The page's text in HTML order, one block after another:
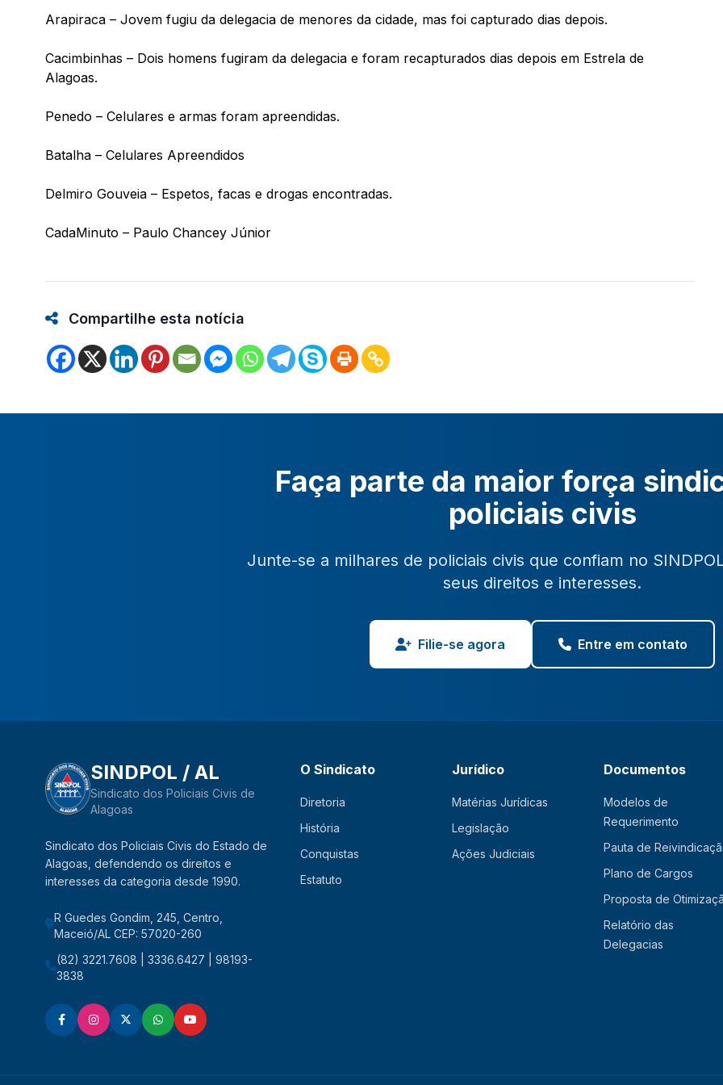
Arapiraca – Jovem fugiu da delegacia de menores da cidade, mas foi capturado dias depois.
Cacimbinhas – Dois homens fugiram da delegacia e foram recapturados dias depois em Estrela de
Alagoas.
Penedo – Celulares e armas foram apreendidas.
Batalha – Celulares Apreendidos
Delmiro Gouveia – Espetos, facas e drogas encontradas.
CadaMinuto – Paulo Chancey Júnior
Compartilhe esta notícia
Faça parte da maior força
policiais civis
Junte-se a milhares de policiais civis que confiam no
seus direitos e interesses.
Filie-se agora Entre em contato
SINDPOL / AL
Sindicato dos Policiais Civis de
Alagoas
Sindicato dos Policiais Civis do Estado de
Alagoas, defendendo os direitos e
interesses da categoria desde 1990.
R Guedes Gondim, 245, Centro,
Maceió/AL CEP: 57020-260
(82) 3221.7608 | 3336.6427 | 98193-
3838
O Sindicato
Diretoria
História
Conquistas
Estatuto
Jurídico
Matérias Jurídicas
Legislação
Ações Judiciais
Documentos
Modelos de
Requerimento
Pauta de
Plano de Cargos
Proposta de
Relatório das
Delegacias